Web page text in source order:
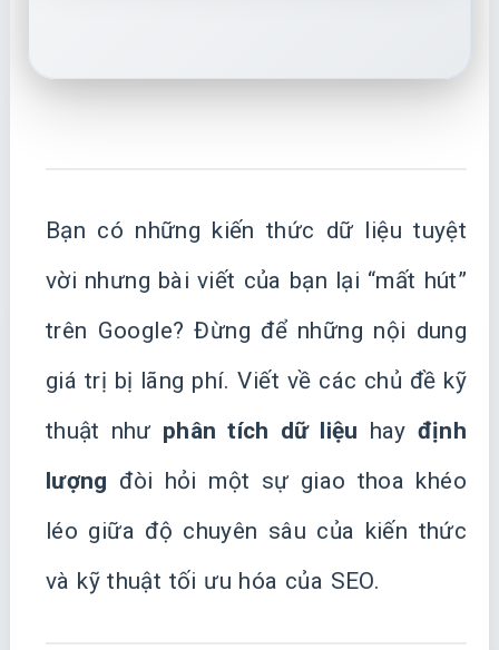
Bạn có những kiến thức dữ liệu tuyệt
vời nhưng bài viết của bạn lại “mất hút”
trên Google? Đừng để những nội dung
giá trị bị lãng phí. Viết về các chủ đề kỹ
thuật như phân tích dữ liệu hay định
lượng đòi hỏi một sự giao thoa khéo
léo giữa độ chuyên sâu của kiến thức
và kỹ thuật tối ưu hóa của SEO.